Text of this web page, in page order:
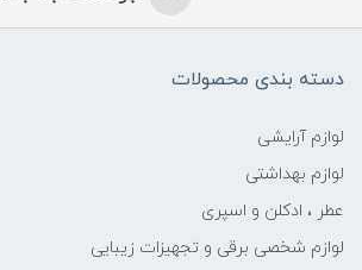
دسته بندی محصولات
لوازم آرایشی
لوازم بهداشتی
عطر ، ادکلن و اسپری
لوازم شخصی برقی و تجهیزات زیبایی